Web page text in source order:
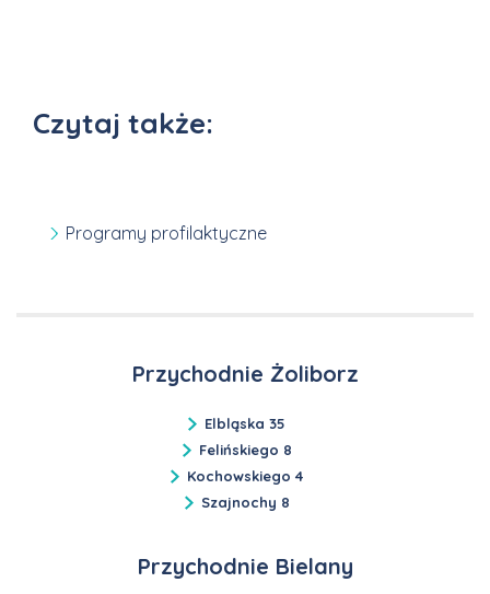
Czytaj także:
Programy profilaktyczne
Przychodnie Żoliborz
Elbląska 35
Felińskiego 8
Kochowskiego 4
Szajnochy 8
Przychodnie Bielany